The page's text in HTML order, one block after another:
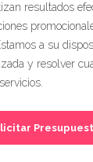
resultados
a su
y resolver